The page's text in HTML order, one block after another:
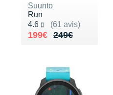
Suunto
Run
4.6
(61 avis)
Noté 4.6 sur 5
249€
Au lieu de 249€
199€
Vendu 199€